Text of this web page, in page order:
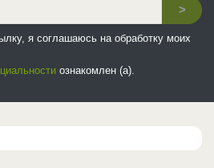
>
я соглашаюсь на обработку моих
ознакомлен (а).